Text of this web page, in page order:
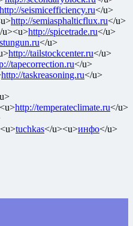
http://seismicefficiency.ru</u>
http://semiasphalticflux.ru</u>
u><u>http://spicetrade.ru</u>
</u>
http://tailstockcenter.ru</u>
tapecorrection.ru</u>
http://taskreasoning.ru</u>
http://temperateclimate.ru</u>
tuchkas</u><u>инфо</u>